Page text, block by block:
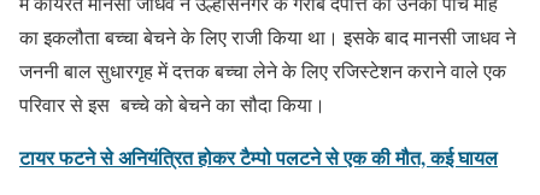
का इकलौता बच्चा बेचने के लिए राजी किया था। इसके बाद मानसी जाधव ने
जननी बाल सुधारगृह में दत्तक बच्चा लेने के लिए रजिस्टेशन कराने वाले एक
परिवार से इस बच्चे को बेचने का सौदा किया।
टायर फटने से अनियंत्रित होकर टैम्पो पलटने से एक की मौत, कई घायल